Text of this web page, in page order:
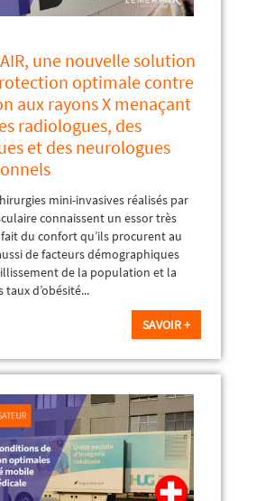
une nouvelle solution
optimale contre
aux rayons X menaçant
radiologues, des
et des neurologues
mini-invasives réalisés par
connaissent un essor très
du confort qu’ils procurent au
de facteurs démographiques
de la population et la
taux d’obésité...
SAVOIR +